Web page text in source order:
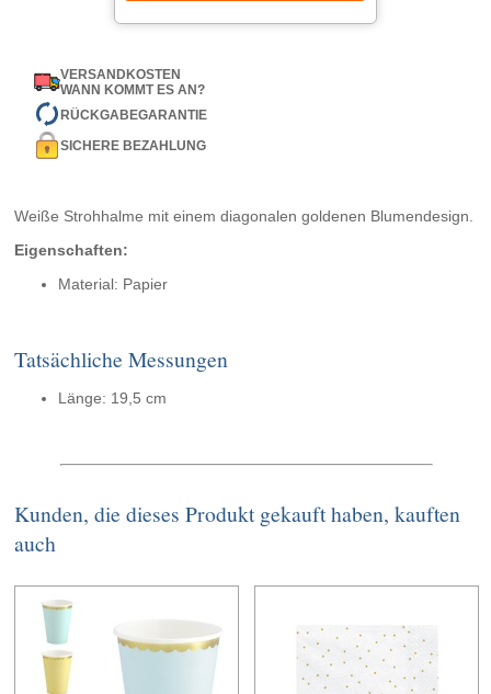
VERSANDKOSTEN
WANN KOMMT ES AN?
RÜCKGABEGARANTIE
SICHERE BEZAHLUNG
Weiße Strohhalme mit einem diagonalen goldenen Blumendesign.
Eigenschaften:
Material: Papier
Tatsächliche Messungen
Länge: 19,5 cm
Kunden, die dieses Produkt gekauft haben, kauften
auch